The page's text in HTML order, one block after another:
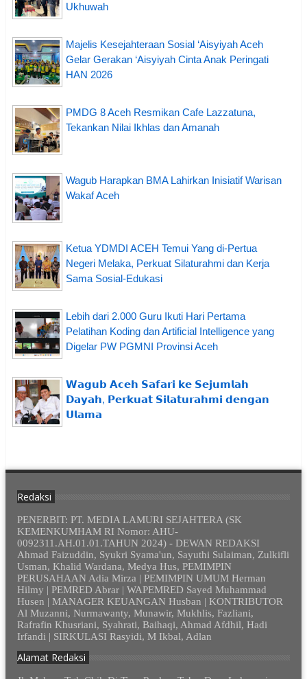
Ukhuwah
Majelis Kesejahteraan Sosial ‘Aisyiyah Aceh
Gelar Gerakan ‘Aisyiyah Cinta Anak Peringati
HAN 2026
PMDG 8 Aceh Resmikan Cafe Lazzatuna,
Tekankan Nilai Ikhlas dan Amanah
Wagub Harapkan BMA Lahirkan Inisiatif Warisan
Wakaf Aceh
Ketua YDMDI ACEH Temui Yang di-Pertua
Negeri Melaka, Perkuat Silaturahmi dan Kerja
Sama Sosial-Edukasi
Lebih dari 2.000 Guru Ikuti Hari Pertama
Pelatihan Koding dan Artificial Intelligence yang
Digelar PW PGMNI Provinsi Aceh
𝗪𝗮𝗴𝘂𝗯 𝗔𝗰𝗲𝗵 𝗦𝗮𝗳𝗮𝗿𝗶 𝗸𝗲 𝗦𝗲𝗷𝘂𝗺𝗹𝗮𝗵
𝗗𝗮𝘆𝗮𝗵, 𝗣𝗲𝗿𝗸𝘂𝗮𝘁 𝗦𝗶𝗹𝗮𝘁𝘂𝗿𝗮𝗵𝗺𝗶 𝗱𝗲𝗻𝗴𝗮𝗻
𝗨𝗹𝗮𝗺𝗮
Redaksi
PENERBIT: PT. MEDIA LAMURI SEJAHTERA (SK
KEMENKUMHAM RI Nomor: AHU-
0092311.AH.01.01.TAHUN 2024) - DEWAN REDAKSI
Ahmad Faizuddin, Syukri Syama'un, Sayuthi Sulaiman, Zulkifli
Usman, Khalid Wardana, Medya Hus, PEMIMPIN
PERUSAHAAN Adia Mirza | PEMIMPIN UMUM Herman
Hilmy | PEMRED Abrar | WAPEMRED Sayed Muhammad
Husen | MANAGER KEUANGAN Husban | KONTRIBUTOR
Al Muzanni, Nurmawanty, Munawir, Mukhlis, Fazliani,
Rafrafin Khusriani, Syahrati, Baihaqi, Ahmad Afdhil, Hadi
Irfandi | SIRKULASI Rasyidi, M Ikbal, Adlan
Alamat Redaksi